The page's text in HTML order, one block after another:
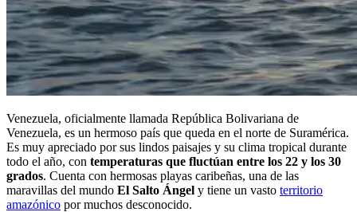
Venezuela, oficialmente llamada República Bolivariana de
Venezuela, es un hermoso país que queda en el norte de Suramérica.
Es muy apreciado por sus lindos paisajes y su clima tropical durante
todo el año, con temperaturas que fluctúan entre los 22 y los 30
grados. Cuenta con hermosas playas caribeñas, una de las
maravillas del mundo El Salto Ángel y tiene un vasto territorio
amazónico por muchos desconocido.